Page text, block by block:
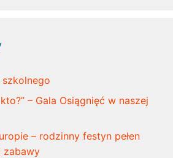
– Gala Osiągnięć w naszej
– rodzinny festyn pełen
zabawy